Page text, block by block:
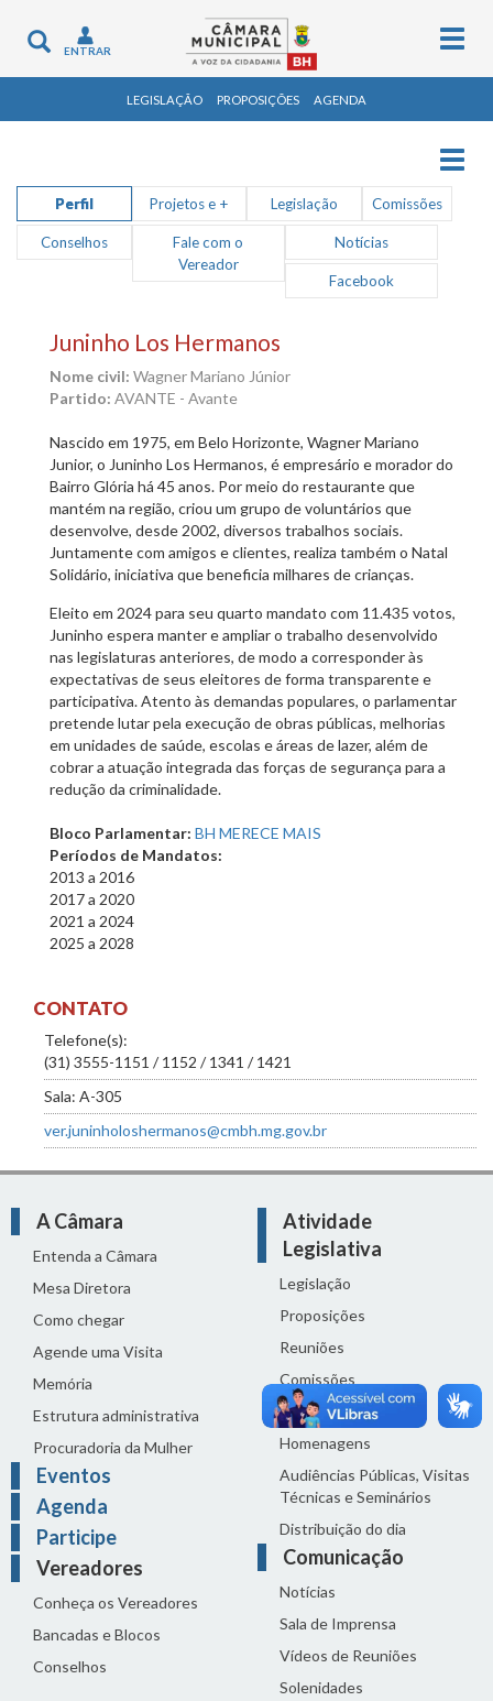
Toggle
navigation
ENTRAR
LEGISLAÇÃO PROPOSIÇÕES AGENDA
Perfil Projetos e + Legislação Comissões
Conselhos
Fale com o
Vereador
Notícias
Facebook
Juninho Los Hermanos
Nome civil: Wagner Mariano Júnior
Partido: AVANTE - Avante
Nascido em 1975, em Belo Horizonte, Wagner Mariano
Junior, o Juninho Los Hermanos, é empresário e morador do
Bairro Glória há 45 anos. Por meio do restaurante que
mantém na região, criou um grupo de voluntários que
desenvolve, desde 2002, diversos trabalhos sociais.
Juntamente com amigos e clientes, realiza também o Natal
Solidário, iniciativa que beneficia milhares de crianças.
Eleito em 2024 para seu quarto mandato com 11.435 votos,
Juninho espera manter e ampliar o trabalho desenvolvido
nas legislaturas anteriores, de modo a corresponder às
expectativas de seus eleitores de forma transparente e
participativa. Atento às demandas populares, o parlamentar
pretende lutar pela execução de obras públicas, melhorias
em unidades de saúde, escolas e áreas de lazer, além de
cobrar a atuação integrada das forças de segurança para a
redução da criminalidade.
Bloco Parlamentar: BH MERECE MAIS
Períodos de Mandatos:
2013 a 2016
2017a 2020
2021 a 2024
2025 a 2028
CONTATO
Telefone(s):
(31) 3555-1151 / 1152 / 1341 / 1421
Sala: A-305
ver.juninholoshermanos@cmbh.mg.gov.br
A Câmara
Entenda a Câmara
Mesa Diretora
Como chegar
Agende uma Visita
Memória
Estrutura administrativa
Procuradoria da Mulher
Eventos
Agenda
Participe
Vereadores
Conheça os Vereadores
Bancadas e Blocos
Conselhos
Atividade
Legislativa
Legislação
Proposições
Reuniões
Comissões
Ciclo Orçamentário
Homenagens
Audiências Públicas, Visitas
Técnicas e Seminários
Distribuição do dia
Comunicação
Notícias
Sala de Imprensa
Vídeos de Reuniões
Solenidades